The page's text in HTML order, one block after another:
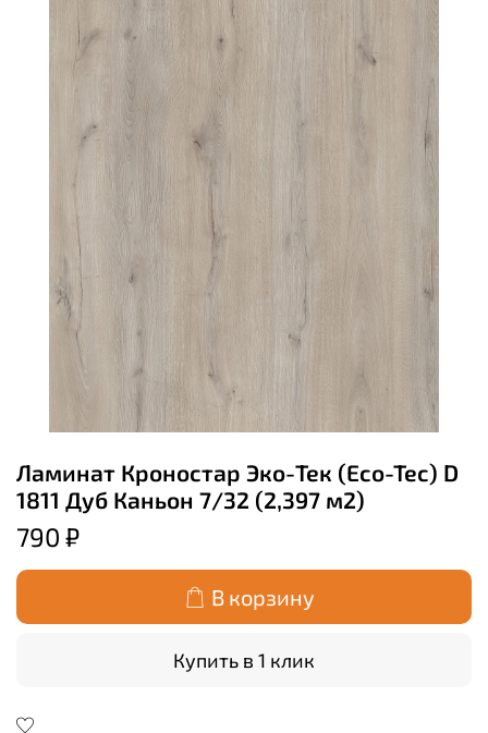
Ламинат Кроностар Эко-Тек (Eco-Tec) D
1811 Дуб Каньон 7/32 (2,397 м2)
790 ₽
В корзину
Купить в 1 клик